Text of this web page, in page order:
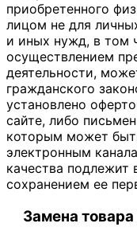
приобретенного
лицом не для
и иных нужд, в том
осуществлением
деятельности,
гражданского
установлено
сайте, либо
которым может
электронным
качества подлежит
сохранением ее
Замена